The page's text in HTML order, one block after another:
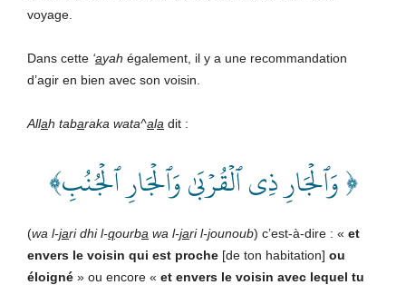
voyage.
Dans cette ‘ayah également, il y a une recommandation
d’agir en bien avec son voisin.
Allah tabaraka wata^ala dit :
﴿ وَٱلۡجَارِ ذِي ٱلۡقُرۡبَىٰ وَٱلۡجَارِ ٱلۡجُنُبِ﴾
(wa l-jari dhi l-qourba wa l-jari l-jounoub) c’est-à-dire : « et
envers le voisin qui est proche [de ton habitation] ou
éloigné » ou encore « et envers le voisin avec lequel tu